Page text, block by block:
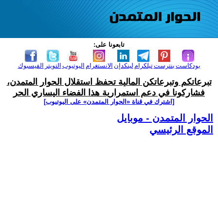
تابعونا على:
الفيسبوك التويتر اليوتيوب الانستغرام لينكدإن تيلكرامبنترست بودكاست
تبرعاتكم وتبرعاتكن المالية تحفظ استقلال الحوار المتمدن،
فشاركونا في دعم استمرارية هذا الفضاء اليساري الحر
[اشترك في قناة ‫«الحوار المتمدن» على اليوتيوب]
الحوار المتمدن - موبايل
الموقع الرئيسي